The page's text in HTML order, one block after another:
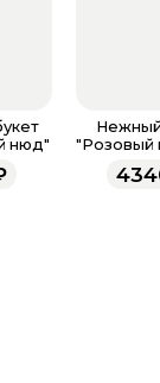
нюд"
"Розовый